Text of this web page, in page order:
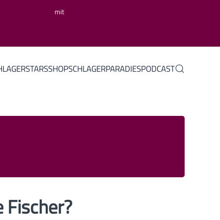
mit
SHOPSCHLAGERPARADIESPODCAST